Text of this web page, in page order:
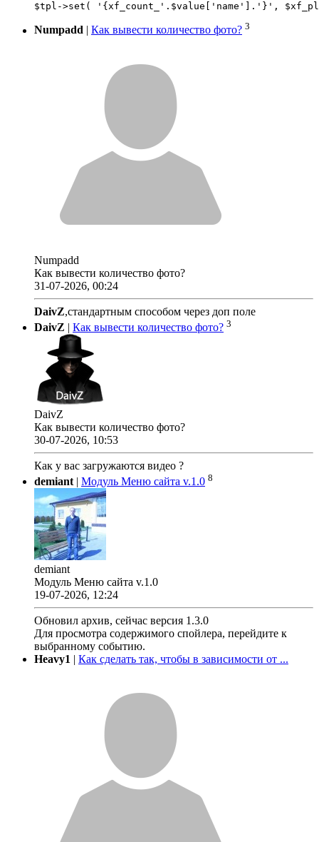
Numpadd Как вывести количество фото? 3
Numpadd
Как вывести количество фото?
31-07-2026, 00:24
DaivZ,стандартным способом через доп поле
DaivZ | Как вывести количество фото? 3
DaivZ
Как вывести количество фото?
30-07-2026, 10:53
Как у вас загружаются видео ?
demiant | Модуль Меню сайта v.1.0 8
demiant
Модуль Меню сайта v.1.0
19-07-2026, 12:24
Обновил архив, сейчас версия 1.3.0
Для просмотра содержимого спойлера, перейдите к
выбранному событию.
Heavy1 | Как сделать так, чтобы в зависимости от ...